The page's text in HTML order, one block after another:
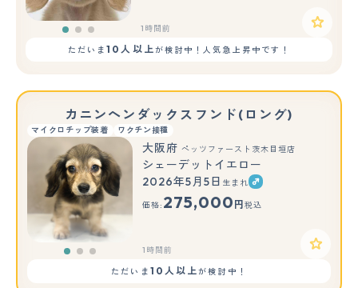
1時間前
ただいま10人以上が検討中！人気急上昇中です！
カニンヘンダックスフンド(ロング)
マイクロチップ装着 ワクチン接種
もっと見る
大阪府 ペッツファースト茨木目垣店
シェーデットイエロー
2026年5月5日 生まれ
価格: 275,000 円 税込
1時間前
ただいま 10人以上が検討中！